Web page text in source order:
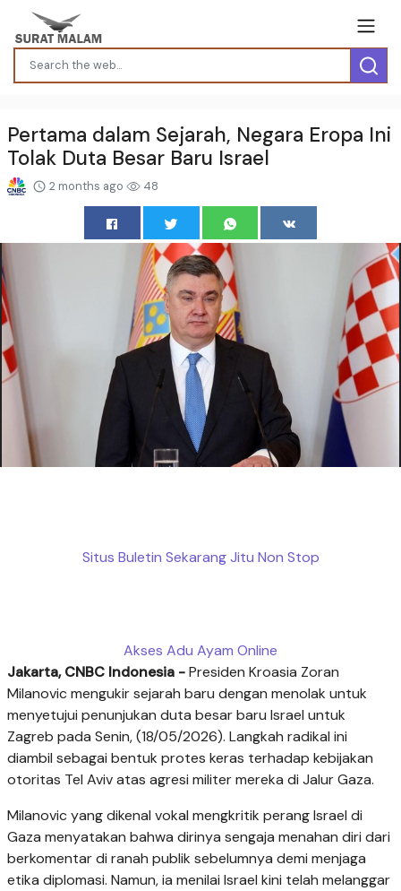
Pertama dalam Sejarah, Negara Eropa Ini
Tolak Duta Besar Baru Israel
2 months ago 48
Situs Buletin Sekarang Jitu Non Stop
Akses Adu Ayam Online
Jakarta, CNBC Indonesia -Presiden Kroasia Zoran
Milanovic mengukir sejarah baru dengan menolak untuk
menyetujui penunjukan duta besar baru Israel untuk
Zagreb pada Senin, (18/05/2026). Langkah radikal ini
diambil sebagai bentuk protes keras terhadap kebijakan
otoritas Tel Aviv atas agresi militer mereka di Jalur Gaza.
Milanovic yang dikenal vokal mengkritik perang Israel di
Gaza menyatakan bahwa dirinya sengaja menahan diri dari
berkomentar di ranah publik sebelumnya demi menjaga
etika diplomasi. Namun, ia menilai Israel kini telah melanggar